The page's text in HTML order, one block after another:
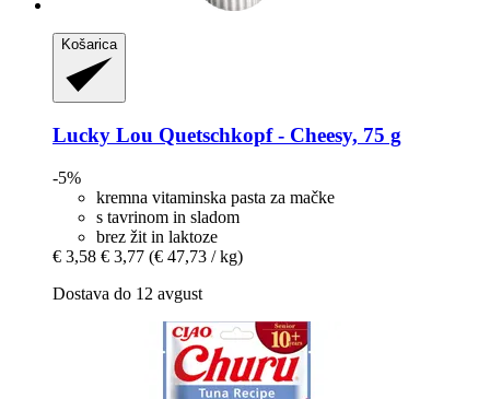
Košarica
Lucky Lou Quetschkopf -​ Cheesy, 75 g
-5%
kremna vitaminska pasta za mačke
s tavrinom in sladom
brez žit in laktoze
€ 3,58 € 3,77 (€ 47,73 / kg)
Dostava do 12 avgust